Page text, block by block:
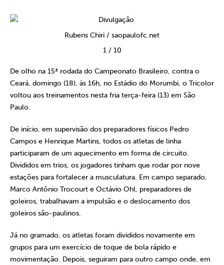
Rubens Chiri / saopaulofc.net
1/ 10
De olho na 15ª rodada do Campeonato Brasileiro, contra o
Ceará, domingo (18), às 16h, no Estádio do Morumbi, o Tricolor
voltou aos treinamentos nesta fria terça-feira (13) em São
Paulo.
De início, em supervisão dos preparadores físicos Pedro
Campos e Henrique Martins, todos os atletas de linha
participaram de um aquecimento em forma de circuito.
Divididos em trios, os jogadores tinham que rodar por nove
estações para fortalecer a musculatura. Em campo separado,
Marco Antônio Trocourt e Octávio Ohl, preparadores de
goleiros, trabalhavam a impulsão e o deslocamento dos
goleiros são-paulinos.
Já no gramado, os atletas foram divididos novamente em
grupos para um exercício de toque de bola rápido e
movimentação. Depois, seguiram para outro campo onde, em